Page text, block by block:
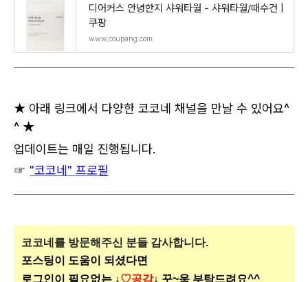
디어커스 안녕한지 샤워타월 - 샤워타월/때수건 |
쿠팡
www.coupang.com
★ 아래 링크에서 다양한 코코네 채널을 만날 수 있어요^
^ ★
업데이트는 매일 진행됩니다.
☞ "코코네" 프로필
코코네를 방문해주신 분들 감사합니다.
포스팅이 도움이 되셨다면
로그인이 필요없는 ↓♡공감↓ 꾸~욱 부탁드려요^^